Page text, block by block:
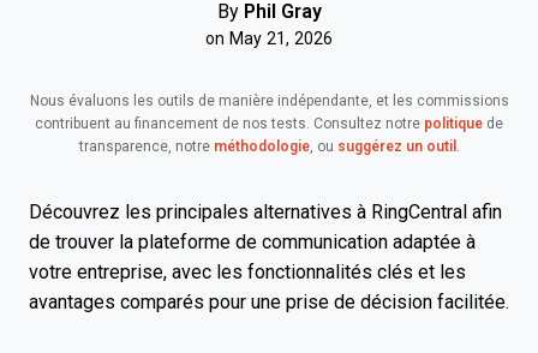
By Phil Gray
on May 21, 2026
Nous évaluons les outils de manière indépendante, et les commissions
contribuent au financement de nos tests. Consultez notre politique de
transparence, notre méthodologie, ou suggérez un outil .
Découvrez les principales alternatives à RingCentral afin
de trouver la plateforme de communication adaptée à
votre entreprise, avec les fonctionnalités clés et les
avantages comparés pour une prise de décision facilitée.